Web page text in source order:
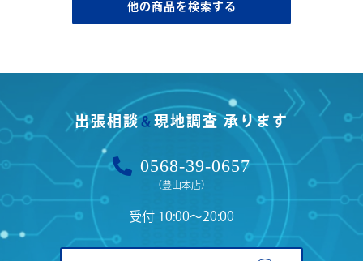
他の商品を検索する
出張相談＆ 現地調査 承ります
0568-39-0657
（豊山本店）
受付 10:00〜20:00